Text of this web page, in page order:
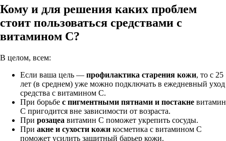
Кому и для решения каких проблем
стоит пользоваться средствами с
витамином С?
В целом, всем:
Если ваша цель — профилактика старения кожи, то с 25
лет (в среднем) уже можно подключать в ежедневный уход
средства с витамином С.
При борьбе с пигментными пятнами и постакне витамин
С пригодится вне зависимости от возраста.
При розацеа витамин С поможет укрепить сосуды.
При акне и сухости кожи косметика с витамином С
поможет усилить защитный барьер кожи.